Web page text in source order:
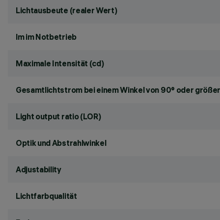
Lichtausbeute (realer Wert)
lm im Notbetrieb
Maximale Intensität (cd)
Gesamtlichtstrom bei einem Winkel von 90° oder
Light output ratio (LOR)
Optik und Abstrahlwinkel
Adjustability
Lichtfarbqualität